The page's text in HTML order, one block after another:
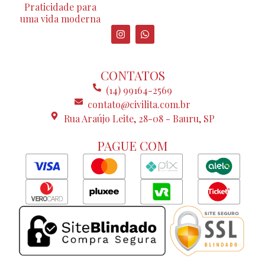
Praticidade para
uma vida moderna
I
n
s
g
r
a
m
W
h
a
a
p
p
CONTATOS
(14) 99164-2569
contato@civilita.com.br
Rua Araújo Leite, 28-08 - Bauru, SP
PAGUE COM